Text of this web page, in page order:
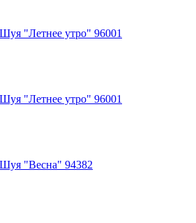
"Летнее утро" 96001
"Летнее утро" 96001
Шуя "Весна" 94382